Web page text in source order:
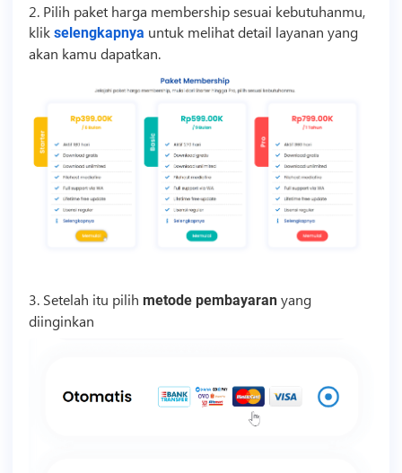
2. Pilih paket harga membership sesuai kebutuhanmu,
klik selengkapnya untuk melihat detail layanan yang
akan kamu dapatkan.
3. Setelah itu pilih metode pembayaranyang
diinginkan